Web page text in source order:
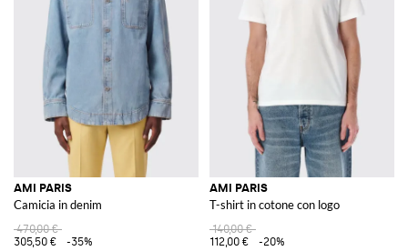
AMI PARIS
Camicia in denim
470,00 €
305,50 €
-35%
AMI PARIS
T-shirt in cotone con logo
140,00 €
112,00 €
-20%